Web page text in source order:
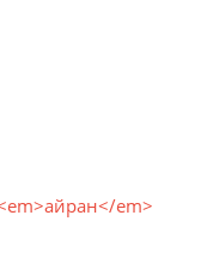
em>